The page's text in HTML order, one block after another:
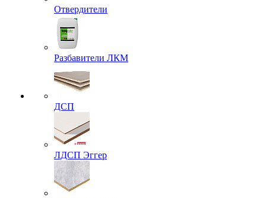
Отвердители
Разбавители ЛКМ
ДСП
ЛДСП Эггер